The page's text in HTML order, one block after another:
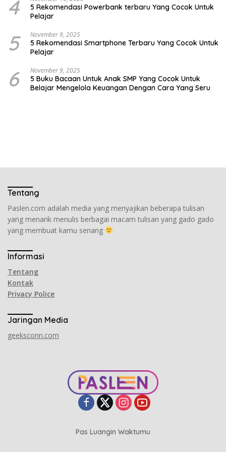
4
5 Rekomendasi Powerbank terbaru Yang Cocok Untuk
Pelajar
5 November 9, 2025
5 Rekomendasi Smartphone Terbaru Yang Cocok Untuk
Pelajar
6 November 9, 2025
5 Buku Bacaan Untuk Anak SMP Yang Cocok Untuk
Belajar Mengelola Keuangan Dengan Cara Yang Seru
Tentang
Paslen.com adalah media yang menyajikan beberapa tulisan
yang menarik menulis berbagai macam tulisan yang gado gado
yang membuat kamu senang
Informasi
Tentang
Kontak
Privacy Police
Jaringan Media
geeksconn.com
Pas Luangin Waktumu